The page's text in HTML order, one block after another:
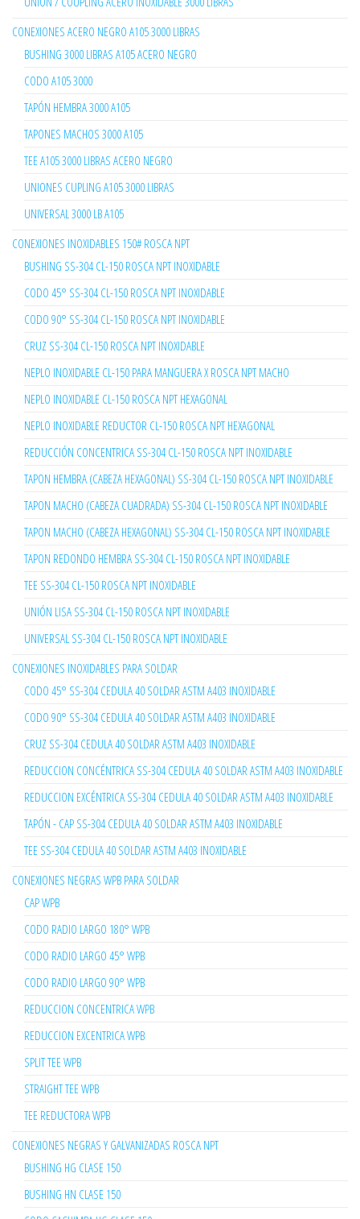
CONEXIONES ACERO NEGRO A105 3000 LIBRAS
BUSHING 3000 LIBRAS A105 ACERO NEGRO
CODO A105 3000
TAPÓN HEMBRA 3000 A105
TAPONES MACHOS 3000 A105
TEE A105 3000 LIBRAS ACERO NEGRO
UNIONES CUPLING A105 3000 LIBRAS
UNIVERSAL 3000 LB A105
CONEXIONES INOXIDABLES 150# ROSCA NPT
BUSHING SS-304 CL-150 ROSCA NPT INOXIDABLE
CODO 45° SS-304 CL-150 ROSCA NPT INOXIDABLE
CODO 90° SS-304 CL-150 ROSCA NPT INOXIDABLE
CRUZ SS-304 CL-150 ROSCA NPT INOXIDABLE
NEPLO INOXIDABLE CL-150 PARA MANGUERA X ROSCA NPT MACHO
NEPLO INOXIDABLE CL-150 ROSCA NPT HEXAGONAL
NEPLO INOXIDABLE REDUCTOR CL-150 ROSCA NPT HEXAGONAL
REDUCCIÓN CONCENTRICA SS-304 CL-150 ROSCA NPT INOXIDABLE
TAPON HEMBRA (CABEZA HEXAGONAL) SS-304 CL-150 ROSCA NPT INOXIDABLE
TAPON MACHO (CABEZA CUADRADA) SS-304 CL-150 ROSCA NPT INOXIDABLE
TAPON MACHO (CABEZA HEXAGONAL) SS-304 CL-150 ROSCA NPT INOXIDABLE
TAPON REDONDO HEMBRA SS-304 CL-150 ROSCA NPT INOXIDABLE
TEE SS-304 CL-150 ROSCA NPT INOXIDABLE
UNIÓN LISA SS-304 CL-150 ROSCA NPT INOXIDABLE
UNIVERSAL SS-304 CL-150 ROSCA NPT INOXIDABLE
CONEXIONES INOXIDABLES PARA SOLDAR
CODO 45° SS-304 CEDULA 40 SOLDAR ASTM A403 INOXIDABLE
CODO 90° SS-304 CEDULA 40 SOLDAR ASTM A403 INOXIDABLE
CRUZ SS-304 CEDULA 40 SOLDAR ASTM A403 INOXIDABLE
REDUCCION CONCÉNTRICA SS-304 CEDULA 40 SOLDAR ASTM A403 INOXIDABLE
REDUCCION EXCÉNTRICA SS-304 CEDULA 40 SOLDAR ASTM A403 INOXIDABLE
TAPÓN - CAP SS-304 CEDULA 40 SOLDAR ASTM A403 INOXIDABLE
TEE SS-304 CEDULA 40 SOLDAR ASTM A403 INOXIDABLE
CONEXIONES NEGRAS WPB PARA SOLDAR
CAP WPB
CODO RADIO LARGO 180° WPB
CODO RADIO LARGO 45° WPB
CODO RADIO LARGO 90° WPB
REDUCCION CONCENTRICA WPB
REDUCCION EXCENTRICA WPB
SPLIT TEE WPB
STRAIGHT TEE WPB
TEE REDUCTORA WPB
CONEXIONES NEGRAS Y GALVANIZADAS ROSCA NPT
BUSHING HG CLASE 150
BUSHING HN CLASE 150